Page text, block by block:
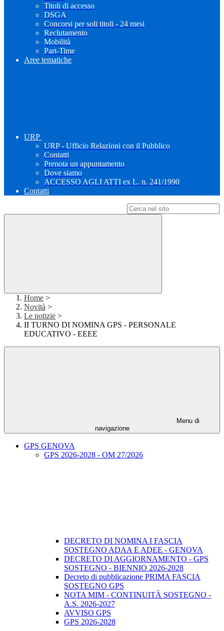
Titoli di accesso
DSGA
Concorsi per soli titoli - 24 mesi
Reclutamento
Mobilità
Part-Time
Aree tematiche
URP
URP - Ufficio Relazioni con il Pubblico
Contatti
Prenota un appuntamento
Dove siamo
ACCESSO AGLI ATTI ex L. n. 241/1990
Contatti
Home >
Novità >
Le notizie >
II TURNO DI NOMINA GPS - PERSONALE
EDUCATIVO - EEEE
Menu di
navigazione
GPS GENOVA
GPS 2026-2028 - OM 27/2026
DECRETO DI NOMINA I FASCIA
SOSTEGNO ADAA E ADEE - GENOVA
DECRETO DI AGGIORNAMENTO - GPS
SOSTEGNO - BIENNIO 2026-2028
Decreto di pubblicazione PRIMA FASCIA
SOSTEGNO GPS
NOTA MIM - CONTINUITÀ SOSTEGNO -
A.S. 2026-2027
AVVISO GPS
GPS 2026-2028